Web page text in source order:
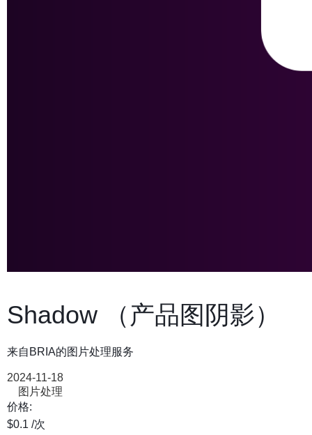
Shadow （产品图阴影）
来自BRIA的图片处理服务
2024-11-18
图片处理
价格:
$0.1 /次